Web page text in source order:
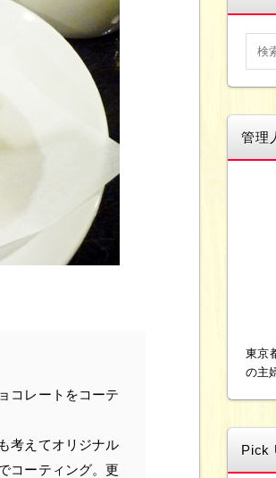
コレートをコーテ
考えてオリジナル
コーティング。更
管
東京
の主
Pick